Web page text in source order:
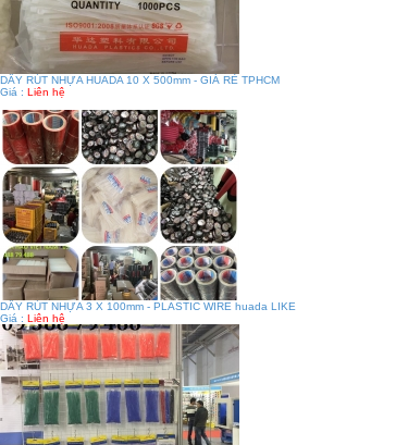
DÂY RÚT NHỰA HUADA 10 X 500mm - GIÁ RẺ TPHCM
Giá : Liên hệ
DÂY RÚT NHỰA 3 X 100mm - PLASTIC WIRE huada LIKE
Giá : Liên hệ